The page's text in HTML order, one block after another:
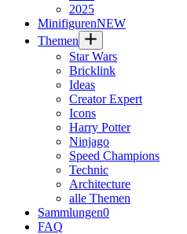
2025
MinifigurenNEW
Themen
Star Wars
Bricklink
Ideas
Creator Expert
Icons
Harry Potter
Ninjago
Speed Champions
Technic
Architecture
alle Themen
Sammlungen0
FAQ